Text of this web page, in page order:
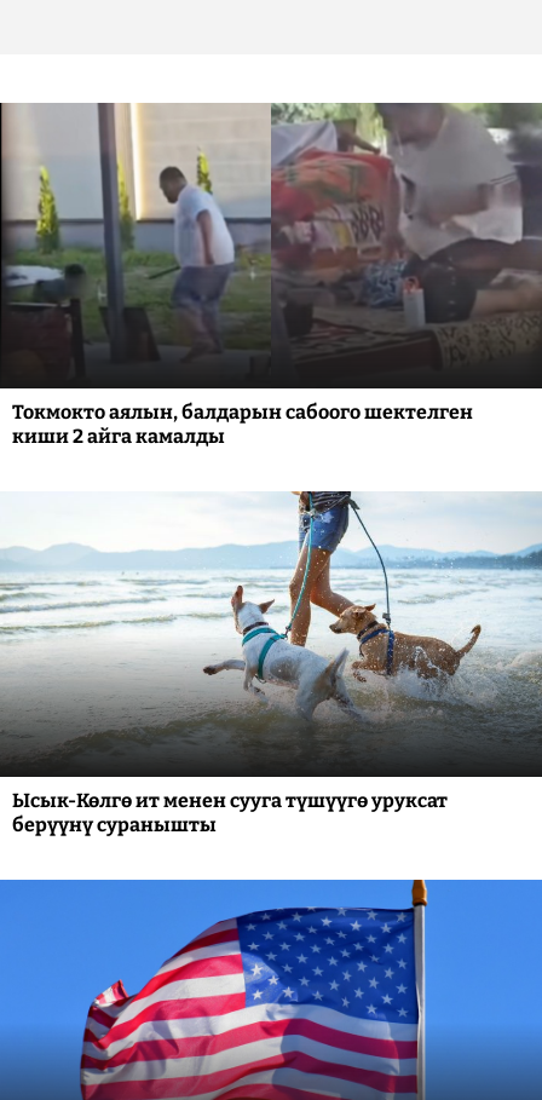
Токмокто аялын, балдарын сабоого шектелген
киши 2 айга камалды
Ысык-Көлгө ит менен сууга түшүүгө уруксат
берүүнү суранышты